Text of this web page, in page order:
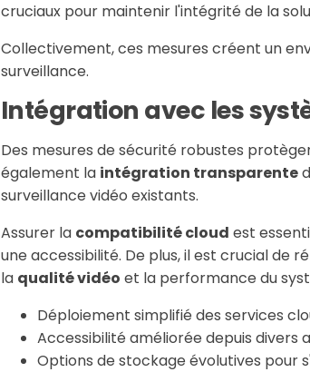
cruciaux pour maintenir l'intégrité de la
Collectivement, ces mesures créent un
surveillance.
Intégration avec les
Des mesures de sécurité robustes
également la intégration transparente
surveillance vidéo existants.
Assurer la compatibilité cloud est
une accessibilité. De plus, il est crucial de
la qualité vidéo et la performance du
Déploiement simplifié des services
Accessibilité améliorée depuis divers
Options de stockage évolutives pour